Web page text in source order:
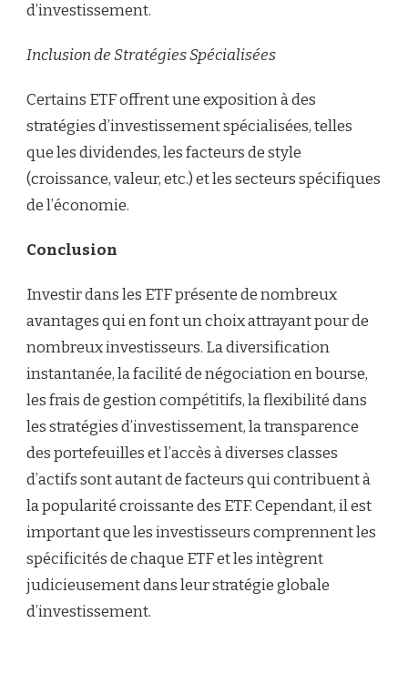
d’investissement.
Inclusion de Stratégies Spécialisées
Certains ETF offrent une exposition à des
stratégies d’investissement spécialisées, telles
que les dividendes, les facteurs de style
(croissance, valeur, etc.) et les secteurs spécifiques
de l’économie.
Conclusion
Investir dans les ETF présente de nombreux
avantages qui en font un choix attrayant pour de
nombreux investisseurs. La diversification
instantanée, la facilité de négociation en bourse,
les frais de gestion compétitifs, la flexibilité dans
les stratégies d’investissement, la transparence
des portefeuilles et l’accès à diverses classes
d’actifs sont autant de facteurs qui contribuent à
la popularité croissante des ETF. Cependant, il est
important que les investisseurs comprennent les
spécificités de chaque ETF et les intègrent
judicieusement dans leur stratégie globale
d’investissement.